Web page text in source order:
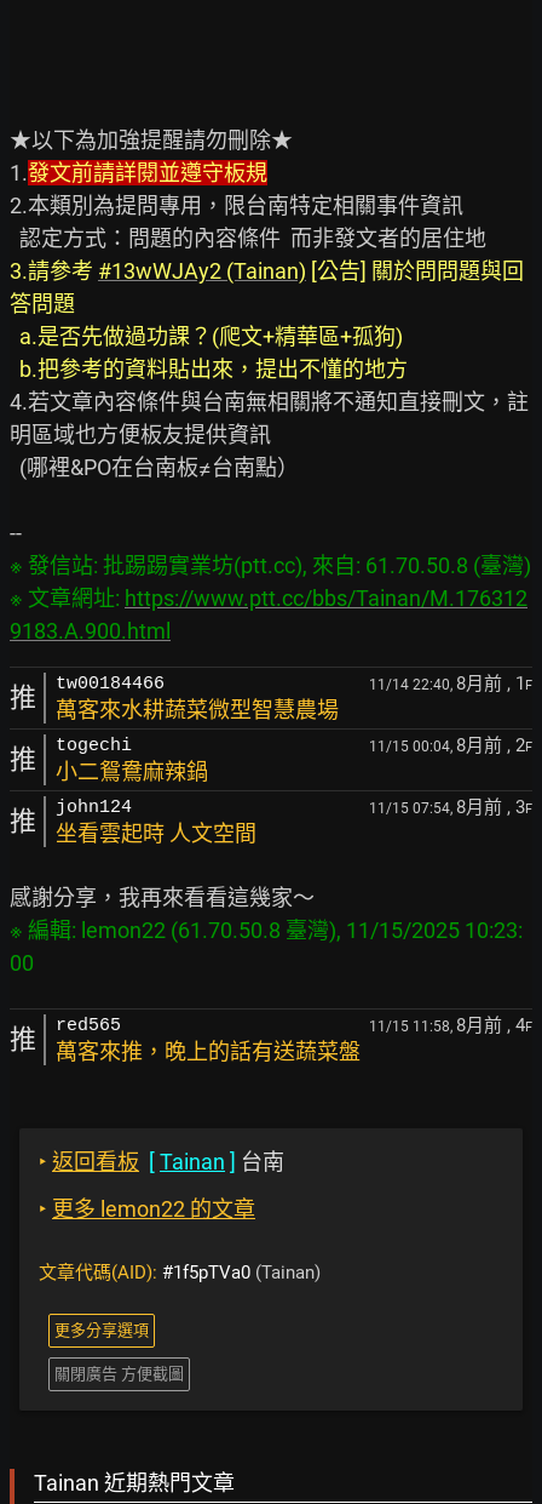
★以下為加強提醒請勿刪除★
1.發文前請詳閱並遵守板規
2.本類別為提問專用，限台南特定相關事件資訊
3.請參考 #13wWJAy2 (Tainan) [公告] 關於問問題與回
答問題
  a.是否先做過功課？(爬文+精華區+孤狗)
  b.把參考的資料貼出來，提出不懂的地方
4.若文章內容條件與台南無相關將不通知直接刪文，註
明區域也方便板友提供資訊
※ 發信站: 批踢踢實業坊(ptt.cc), 來自: 61.70.50.8 (臺灣)
※ 文章網址: https://www.ptt.cc/bbs/Tainan/M.176312
9183.A.900.html
推 tw00184466 11/14 22:40, 8月前 , 1 F
萬客來水耕蔬菜微型智慧農場
推 togechi 11/15 00:04, 8月前 , 2F
小二鴛鴦麻辣鍋
推 john124 11/15 07:54, 8月前 , 3F
坐看雲起時 人文空間
※ 編輯: lemon22 (61.70.50.8 臺灣), 11/15/2025 10:23:
推 red565 11/15 11:58, 8月前 , 4F
萬客來推，晚上的話有送蔬菜盤
‣ 返回看板 [Tainan ] 台南
‣ 更多 lemon22 的文章
文章代碼(AID): #1f5pTVa0 (Tainan)
更多分享選項
關閉廣告 方便截圖
Tainan 近期熱門文章